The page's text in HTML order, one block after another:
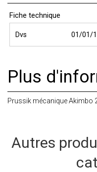
Fiche technique
Dvs 01/01/
Plus
Prussik mécanique Akimbo
Autres